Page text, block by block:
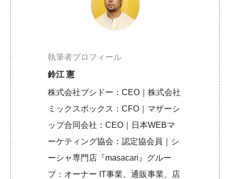
執筆者プロフィール
鈴江 憲
株式会社ブシドー：CEO｜株式会社
ミックスボックス：CFO｜マザーシ
ップ合同会社：CEO｜日本WEBマ
ーケティング協会：認定協会員｜シ
ーシャ専門店『masacari』グルー
プ：オーナー IT事業、通販事業、店